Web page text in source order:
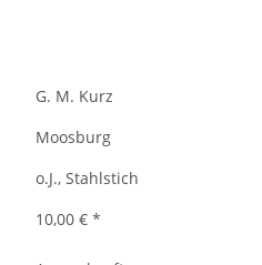
G. M. Kurz
Moosburg
o.J., Stahlstich
10,00 € *